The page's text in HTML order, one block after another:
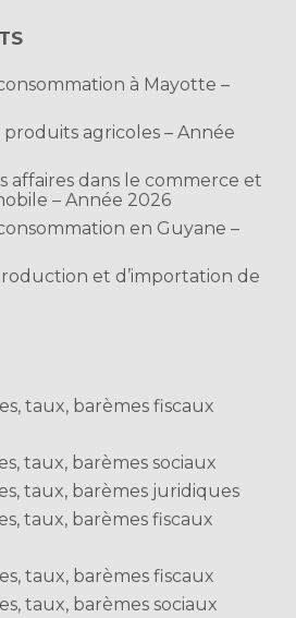
à Mayotte –
produits agricoles – Année
affaires dans le commerce et
– Année 2026
en Guyane –
et d’importation de
taux, barèmes fiscaux
taux, barèmes sociaux
taux, barèmes juridiques
taux, barèmes fiscaux
taux, barèmes fiscaux
taux, barèmes sociaux